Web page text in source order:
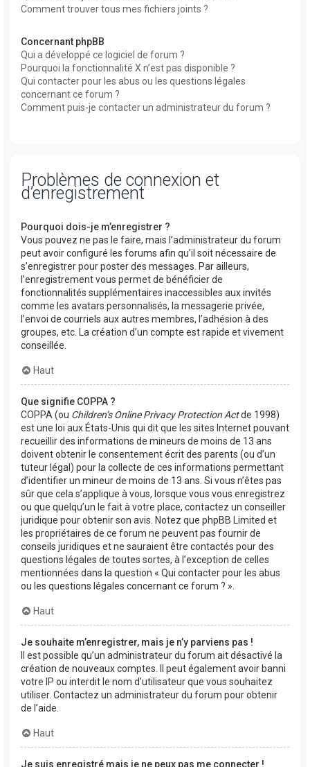
Comment trouver tous mes fichiers joints ?
Concernant phpBB
Qui a développé ce logiciel de forum ?
Pourquoi la fonctionnalité X n’est pas disponible ?
Qui contacter pour les abus ou les questions légales
concernant ce forum ?
Comment puis-je contacter un administrateur du forum ?
Problèmes de connexion et
d’enregistrement
Pourquoi dois-je m’enregistrer ?
Vous pouvez ne pas le faire, mais l’administrateur du forum
peut avoir configuré les forums afin qu’il soit nécessaire de
s’enregistrer pour poster des messages. Par ailleurs,
l’enregistrement vous permet de bénéficier de
fonctionnalités supplémentaires inaccessibles aux invités
comme les avatars personnalisés, la messagerie privée,
l’envoi de courriels aux autres membres, l’adhésion à des
groupes, etc. La création d’un compte est rapide et vivement
conseillée.
Haut
Que signifie COPPA ?
COPPA (ou Children’s Online Privacy Protection Actde 1998)
est une loi aux États-Unis qui dit que les sites Internet pouvant
recueillir des informations de mineurs de moins de 13 ans
doivent obtenir le consentement écrit des parents (ou d’un
tuteur légal) pour la collecte de ces informations permettant
d’identifier un mineur de moins de 13 ans. Si vous n’êtes pas
sûr que cela s’applique à vous, lorsque vous vous enregistrez
ou que quelqu’un le fait à votre place, contactez un conseiller
juridique pour obtenir son avis. Notez que phpBB Limited et
les propriétaires de ce forum ne peuvent pas fournir de
conseils juridiques et ne sauraient être contactés pour des
questions légales de toutes sortes, à l’exception de celles
mentionnées dans la question « Qui contacter pour les abus
ou les questions légales concernant ce forum ? ».
Haut
Je souhaite m’enregistrer, mais je n’y parviens pas !
Il est possible qu’un administrateur du forum ait désactivé la
création de nouveaux comptes. Il peut également avoir banni
votre IP ou interdit le nom d’utilisateur que vous souhaitez
utiliser. Contactez un administrateur du forum pour obtenir
de l’aide.
Haut
Je suis enregistré mais je ne peux pas me connecter !